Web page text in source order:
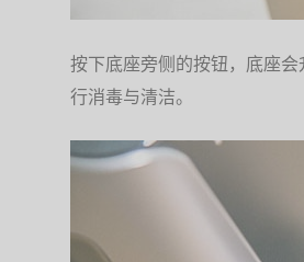
按下底座旁侧的按钮，底座
行消毒与清洁。